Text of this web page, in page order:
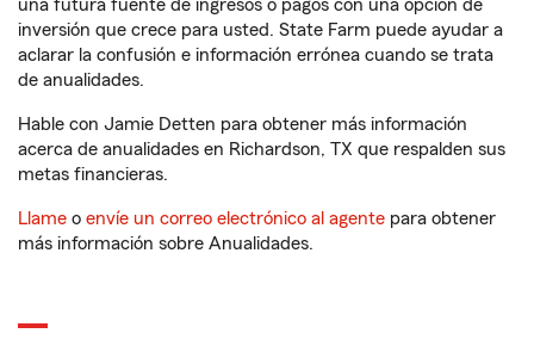
una futura fuente de ingresos o pagos con una opción de
inversión que crece para usted. State Farm puede ayudar a
aclarar la confusión e información errónea cuando se trata
de anualidades.
Hable con Jamie Detten para obtener más información
acerca de anualidades en Richardson, TX que respalden sus
metas financieras.
Llame o envíe un correo electrónico al agente para obtener
más información sobre Anualidades.